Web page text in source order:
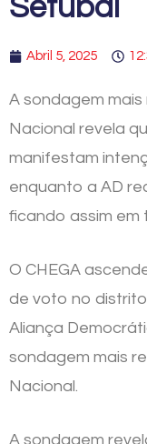
Setúbal
Abril 5, 2025
A sondagem
Nacional revela
manifestam
enquanto a AD
ficando assim em
O CHEGA
de voto no
Aliança
sondagem mais
Nacional.
A sondagem